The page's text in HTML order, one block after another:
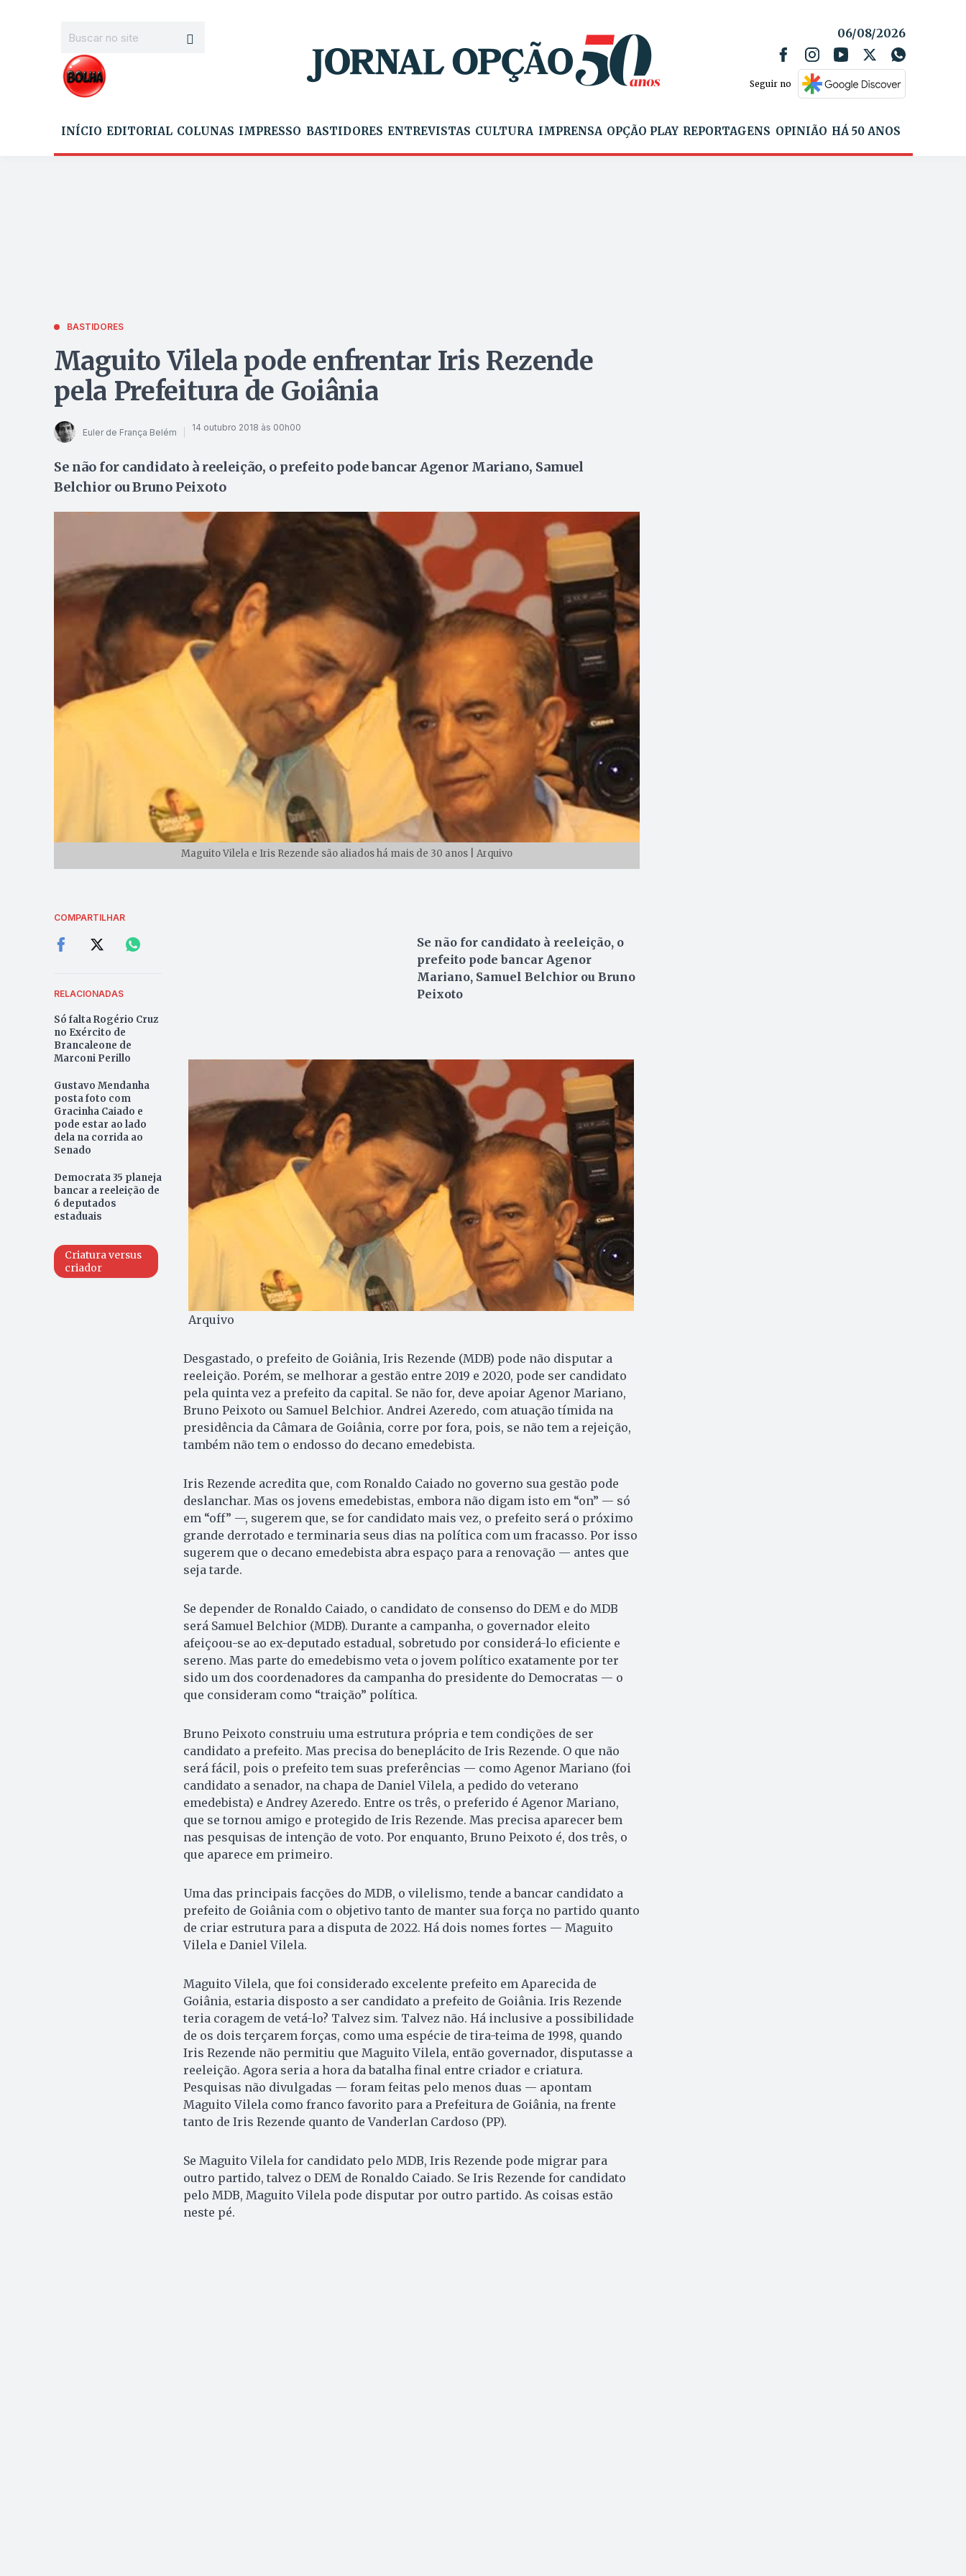
06/08/2026
Seguir no
INÍCIO EDITORIAL COLUNAS IMPRESSO BASTIDORES ENTREVISTAS CULTURA IMPRENSA OPÇÃO PLAY REPORTAGENS OPINIÃO HÁ 50 ANOS
BASTIDORES
Maguito Vilela pode enfrentar Iris Rezende
pela Prefeitura de Goiânia
Euler de França Belém 14 outubro 2018 às 00h00
Se não for candidato à reeleição, o prefeito pode bancar Agenor Mariano, Samuel
Belchior ou Bruno Peixoto
Maguito Vilela e Iris Rezende são aliados há mais de 30 anos | Arquivo
COMPARTILHAR
RELACIONADAS
Só falta Rogério Cruz
no Exército de
Brancaleone de
Marconi Perillo
Gustavo Mendanha
posta foto com
Gracinha Caiado e
pode estar ao lado
dela na corrida ao
Senado
Democrata 35 planeja
bancar a reeleição de
6 deputados
estaduais
Criatura versus
criador
Se não for candidato à reeleição, o
prefeito pode bancar Agenor
Mariano, Samuel Belchior ou Bruno
Peixoto
Arquivo
Desgastado, o prefeito de Goiânia, Iris Rezende (MDB) pode não disputar a
reeleição. Porém, se melhorar a gestão entre 2019 e 2020, pode ser candidato
pela quinta vez a prefeito da capital. Se não for, deve apoiar Agenor Mariano,
Bru­no Peixoto ou Samuel Belchior. Andrei Azeredo, com atuação tímida na
presidência da Câmara de Goi­ânia, corre por fora, pois, se não tem a rejeição,
também não tem o endosso do decano emedebista.
Iris Rezende acredita que, com Ronaldo Caiado no governo sua gestão pode
deslanchar. Mas os jovens emedebistas, embora não digam isto em “on” — só
em “off” —, sugerem que, se for candidato mais vez, o prefeito será o próximo
grande derrotado e terminaria seus dias na política com um fracasso. Por isso
sugerem que o decano emedebista abra espaço para a renovação — antes que
seja tarde.
Se depender de Ronaldo Caiado, o candidato de consenso do DEM e do MDB
será Samuel Belchior (MDB). Durante a campanha, o governador eleito
afeiçoou-se ao ex-deputado estadual, sobretudo por considerá-lo eficiente e
sereno. Mas parte do emedebismo veta o jovem político exatamente por ter
sido um dos coordenadores da campanha do presidente do Democratas — o
que consideram como “traição” política.
Bruno Peixoto construiu uma estrutura própria e tem condições de ser
candidato a prefeito. Mas precisa do beneplácito de Iris Rezende. O que não
será fácil, pois o prefeito tem suas preferências — como Agenor Mariano (foi
candidato a senador, na chapa de Daniel Vilela, a pedido do veterano
emedebista) e Andrey Azeredo. Entre os três, o preferido é Agenor Mariano,
que se tornou amigo e protegido de Iris Rezende. Mas precisa aparecer bem
nas pesquisas de intenção de voto. Por enquanto, Bruno Peixoto é, dos três, o
que aparece em primeiro.
Uma das principais facções do MDB, o vilelismo, tende a bancar candidato a
prefeito de Goiânia com o objetivo tanto de manter sua força no partido quanto
de criar estrutura para a disputa de 2022. Há dois nomes fortes — Maguito
Vilela e Daniel Vilela.
Maguito Vilela, que foi considerado excelente prefeito em Aparecida de
Goiânia, estaria disposto a ser candidato a prefeito de Goiânia. Iris Rezende
teria coragem de vetá-lo? Talvez sim. Talvez não. Há inclusive a possibilidade
de os dois terçarem forças, como uma espécie de tira-teima de 1998, quando
Iris Rezende não permitiu que Maguito Vilela, então governador, disputasse a
reeleição. Agora seria a hora da batalha final entre criador e criatura.
Pesquisas não divulgadas — foram feitas pelo menos duas — apontam
Maguito Vilela como franco favorito para a Prefeitura de Goiânia, na frente
tanto de Iris Rezende quanto de Vanderlan Cardoso (PP).
Se Maguito Vilela for candidato pelo MDB, Iris Rezende pode migrar para
outro partido, talvez o DEM de Ronaldo Caiado. Se Iris Rezende for candidato
pelo MDB, Maguito Vilela pode disputar por outro partido. As coisas estão
neste pé.